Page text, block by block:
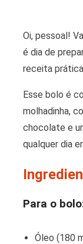
Oi, pessoal!
é dia de
receita
Esse bolo é
molhadinha,
chocolate e
qualquer dia
Para o
Óleo (180